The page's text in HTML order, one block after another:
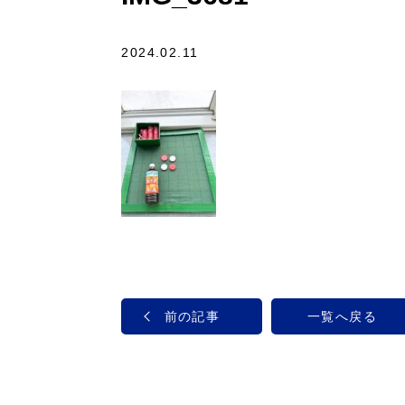
2024.02.11
前の記事 一覧へ戻る